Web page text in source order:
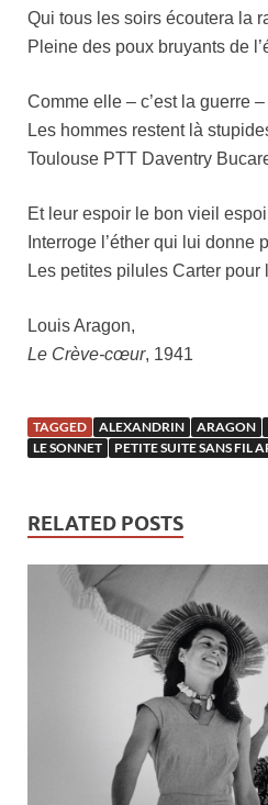
Qui tous les soirs écoutera la
Pleine des poux bruyants de
Comme elle – c’est la guerre
Les hommes restent là
Toulouse PTT Daventry
Et leur espoir le bon vieil
Interroge l’éther qui lui donne
Les petites pilules Carter pour
Louis Aragon,
Le Crève-cœur, 1941
TAGGED ALEXANDRIN ARAGON
LE SONNET
PETITE SUITE SANS FIL
RELATED POSTS